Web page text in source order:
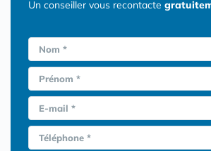
Un conseiller vous recontacte
Nom *
Prénom *
E-mail *
Téléphone *